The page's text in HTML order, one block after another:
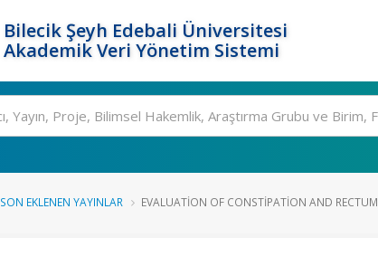
Bilecik Şeyh Edebali Üniversitesi
Akademik Veri Yönetim Sistemi
SON EKLENEN YAYINLAR EVALUATION OF CONSTIPATION AND